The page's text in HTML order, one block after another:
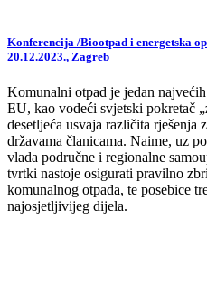
Konferencija /Biootpad i energetska
20.12.2023., Zagreb
Komunalni otpad je jedan
EU, kao vodeći svjetski pokretač
desetljeća usvaja različita rješenja
državama članicama. Naime, uz
vlada područne i regionalne
tvrtki nastoje osigurati pravilno
komunalnog otpada, te posebice
najosjetljivijeg dijela.